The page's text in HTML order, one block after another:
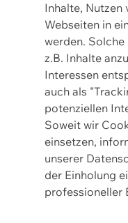
Inhalte, Nutzen
Webseiten in
werden.
z.B. Inhalte
Interessen
auch als
potenziellen
Soweit wir
einsetzen,
unserer
der Einholung
professioneller